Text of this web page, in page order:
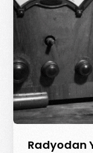
Radyodan